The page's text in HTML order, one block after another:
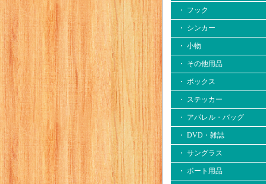
・ フック
・ シンカー
・ 小物
・ その他用品
・ ボックス
・ ステッカー
・ アパレル・バッグ
・ DVD・雑誌
・ サングラス
・ ボート用品